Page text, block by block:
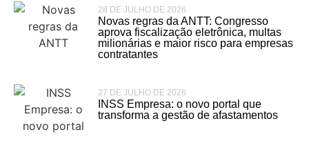
28 DE JULHO DE 2026
Novas regras da ANTT: Congresso
aprova fiscalização eletrônica, multas
milionárias e maior risco para empresas
contratantes
27 DE JULHO DE 2026
INSS Empresa: o novo portal que
transforma a gestão de afastamentos